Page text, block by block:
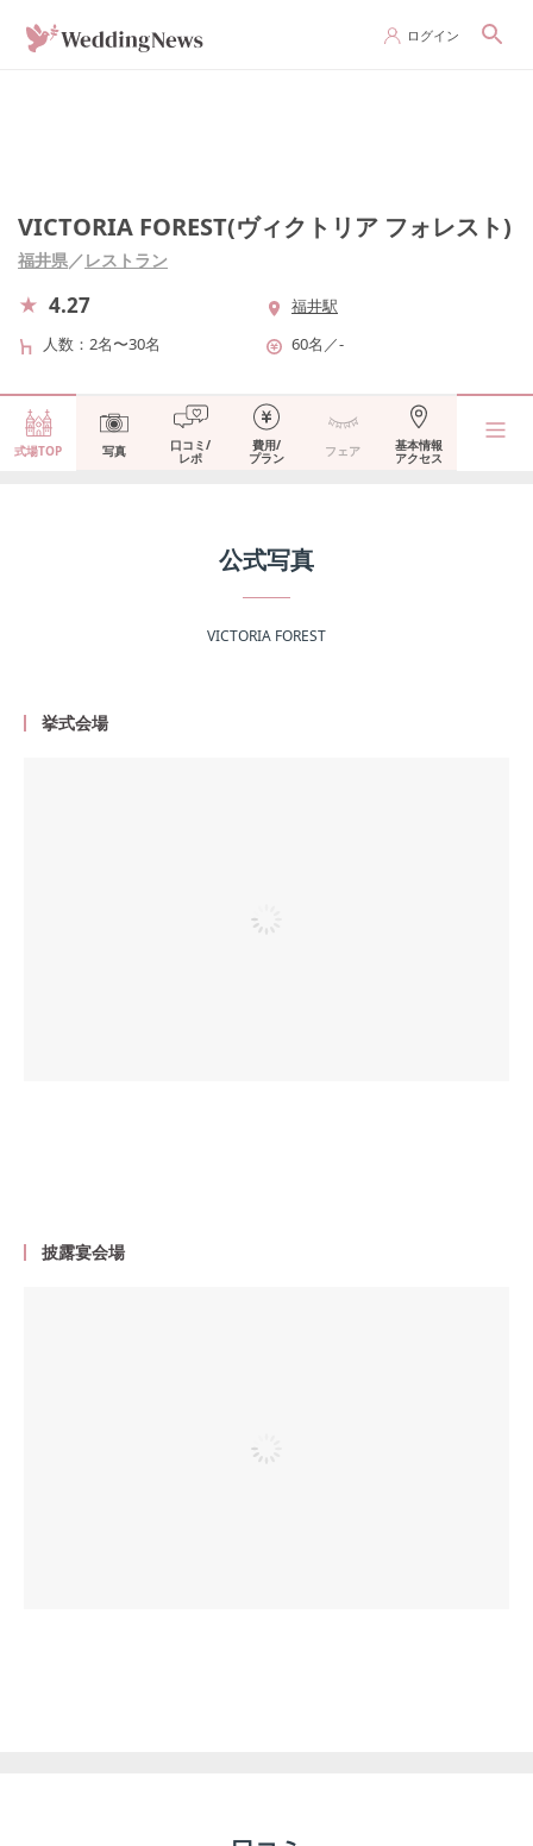
ログイン
VICTORIA FOREST(ヴィクトリア フォレスト)
福井県／レストラン
4.27
福井駅
人数
2名〜30名 60名 ／-
式場TOP 写真 口コミ/
レポ
費用/
プラン フェア 基本情報
アクセス
公式写真
VICTORIA FOREST
挙式会場
披露宴会場